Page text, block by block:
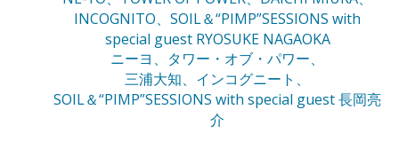
INCOGNITO、SOIL＆“PIMP”SESSIONS with
special guest RYOSUKE NAGAOKA
ニーヨ、タワー・オブ・パワー、
三浦大知、インコグニート、
SOIL＆“PIMP”SESSIONS with special guest 長岡亮
介